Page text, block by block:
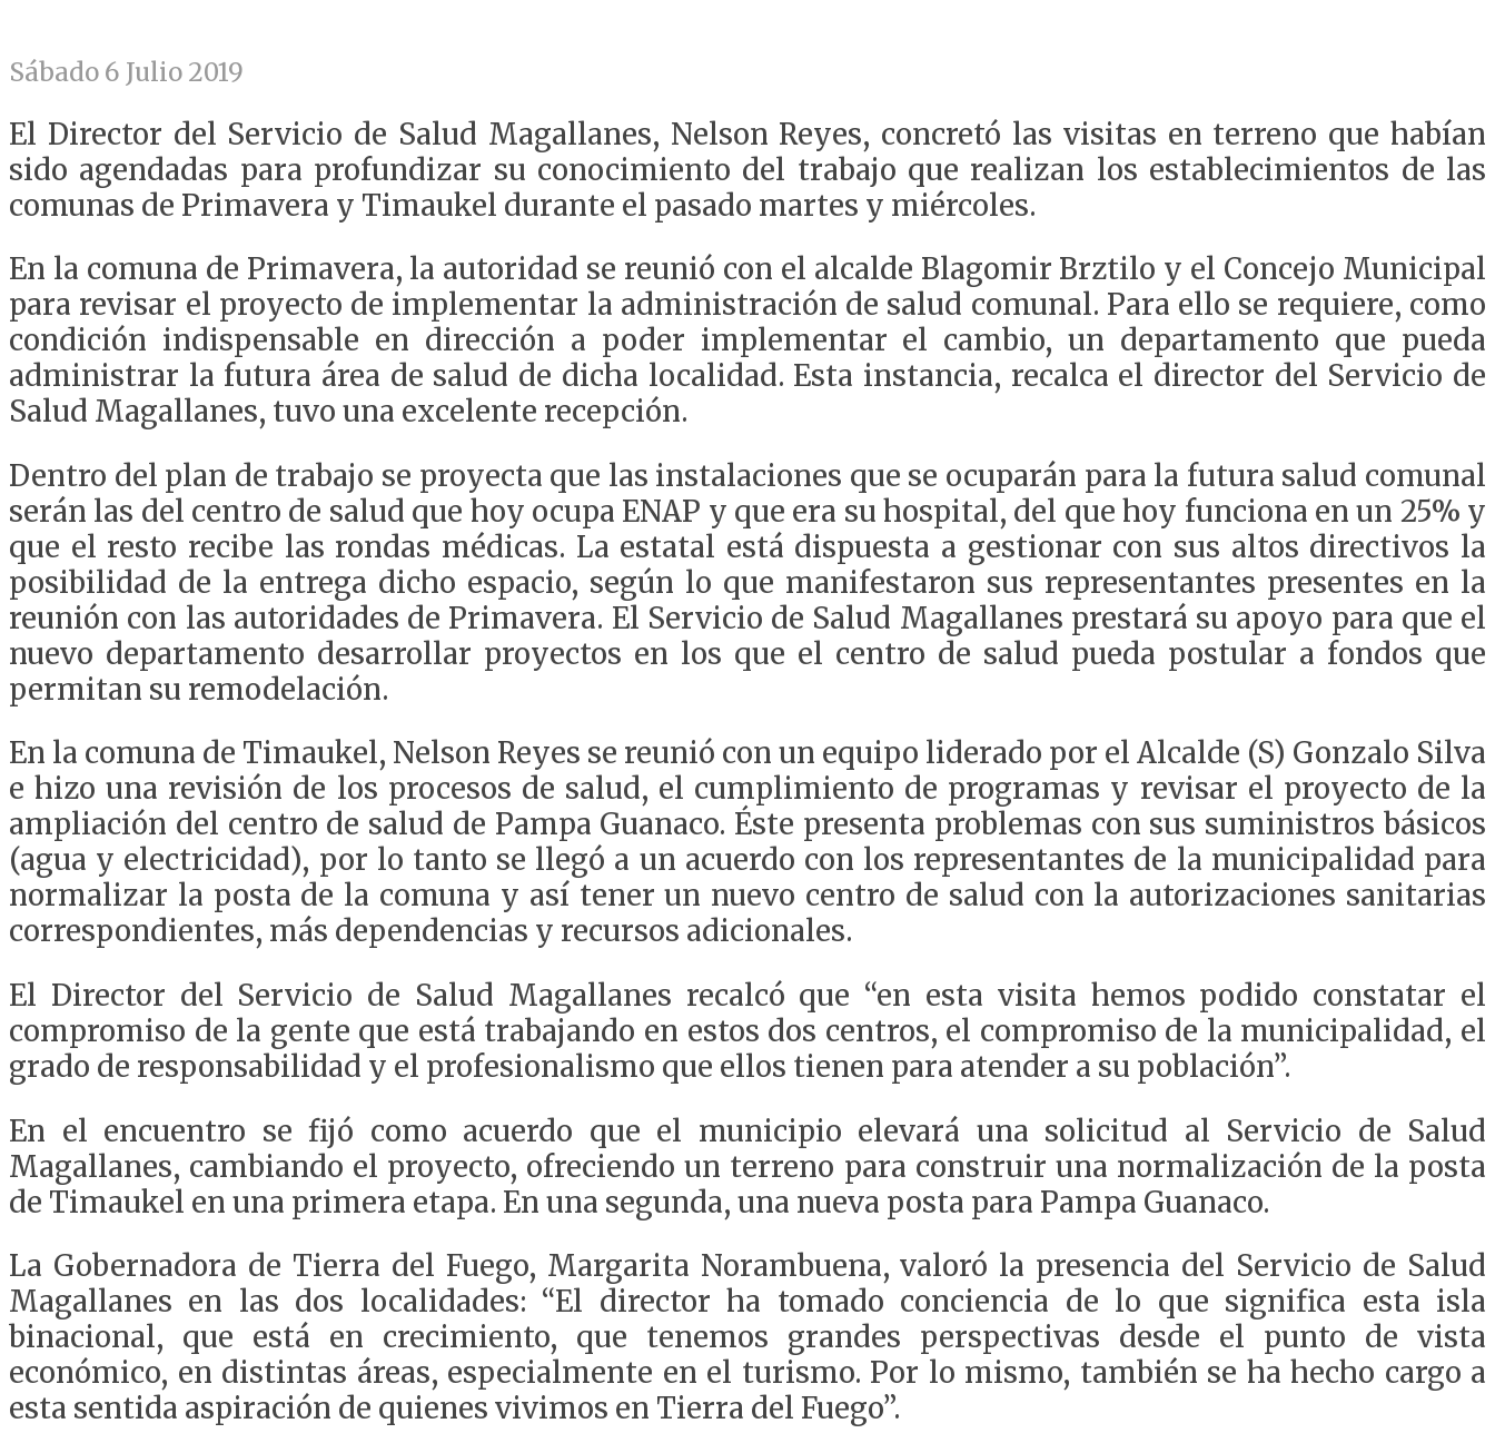
Sábado 6 Julio 2019
El Director del Servicio de Salud Magallanes, Nelson Reyes, concretó las visitas en terreno que habían
sido agendadas para profundizar su conocimiento del trabajo que realizan los establecimientos de las
comunas de Primavera y Timaukel durante el pasado martes y miércoles.
En la comuna de Primavera, la autoridad se reunió con el alcalde Blagomir Brztilo y el Concejo Municipal
para revisar el proyecto de implementar la administración de salud comunal. Para ello se requiere, como
condición indispensable en dirección a poder implementar el cambio, un departamento que pueda
administrar la futura área de salud de dicha localidad. Esta instancia, recalca el director del Servicio de
Salud Magallanes, tuvo una excelente recepción.
Dentro del plan de trabajo se proyecta que las instalaciones que se ocuparán para la futura salud comunal
serán las del centro de salud que hoy ocupa ENAP y que era su hospital, del que hoy funciona en un 25% y
que el resto recibe las rondas médicas. La estatal está dispuesta a gestionar con sus altos directivos la
posibilidad de la entrega dicho espacio, según lo que manifestaron sus representantes presentes en la
reunión con las autoridades de Primavera. El Servicio de Salud Magallanes prestará su apoyo para que el
nuevo departamento desarrollar proyectos en los que el centro de salud pueda postular a fondos que
permitan su remodelación.
En la comuna de Timaukel, Nelson Reyes se reunió con un equipo liderado por el Alcalde (S) Gonzalo Silva
e hizo una revisión de los procesos de salud, el cumplimiento de programas y revisar el proyecto de la
ampliación del centro de salud de Pampa Guanaco. Éste presenta problemas con sus suministros básicos
(agua y electricidad), por lo tanto se llegó a un acuerdo con los representantes de la municipalidad para
normalizar la posta de la comuna y así tener un nuevo centro de salud con la autorizaciones sanitarias
correspondientes, más dependencias y recursos adicionales.
El Director del Servicio de Salud Magallanes recalcó que “en esta visita hemos podido constatar el
compromiso de la gente que está trabajando en estos dos centros, el compromiso de la municipalidad, el
grado de responsabilidad y el profesionalismo que ellos tienen para atender a su población”.
En el encuentro se fijó como acuerdo que el municipio elevará una solicitud al Servicio de Salud
Magallanes, cambiando el proyecto, ofreciendo un terreno para construir una normalización de la posta
de Timaukel en una primera etapa. En una segunda, una nueva posta para Pampa Guanaco.
La Gobernadora de Tierra del Fuego, Margarita Norambuena, valoró la presencia del Servicio de Salud
Magallanes en las dos localidades: “El director ha tomado conciencia de lo que significa esta isla
binacional, que está en crecimiento, que tenemos grandes perspectivas desde el punto de vista
económico, en distintas áreas, especialmente en el turismo. Por lo mismo, también se ha hecho cargo a
esta sentida aspiración de quienes vivimos en Tierra del Fuego”.